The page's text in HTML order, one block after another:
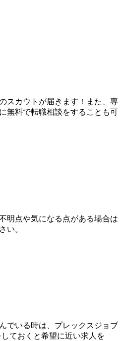
スカウトが届きます！また、専
無料で転職相談をすることも可
明点や気になる点がある場合は
い。
でいる時は、プレックスジョブ
ておくと希望に近い求人を